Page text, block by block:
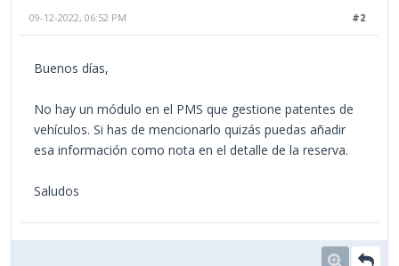
#2
09-12-2022, 06:52 PM
Buenos días,
No hay un módulo en el PMS que gestione patentes de
vehículos. Si has de mencionarlo quizás puedas añadir
esa información como nota en el detalle de la reserva.
Saludos